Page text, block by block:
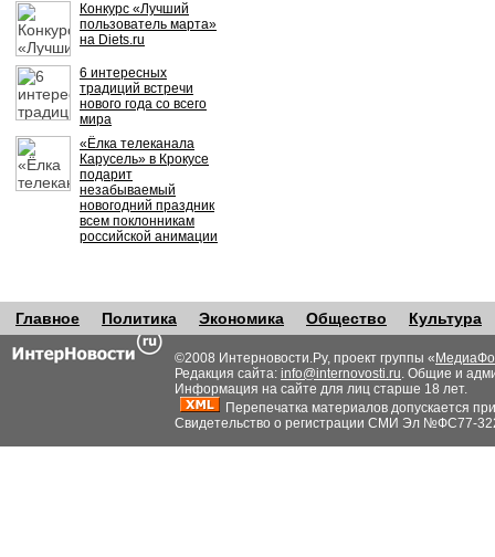
Конкурс «Лучший
пользователь марта»
на Diets.ru
6 интересных
традиций встречи
нового года со всего
мира
«Ёлка телеканала
Карусель» в Крокусе
подарит
незабываемый
новогодний праздник
всем поклонникам
российской анимации
Главное Политика Экономика Общество Культура
©2008 Интерновости.Ру, проект группы «
Редакция сайта: info@internovosti.ru. Общие и
Информация на сайте для лиц старше 18 лет.
Перепечатка материалов допускается
Свидетельство о регистрации СМИ Эл №ФС77-